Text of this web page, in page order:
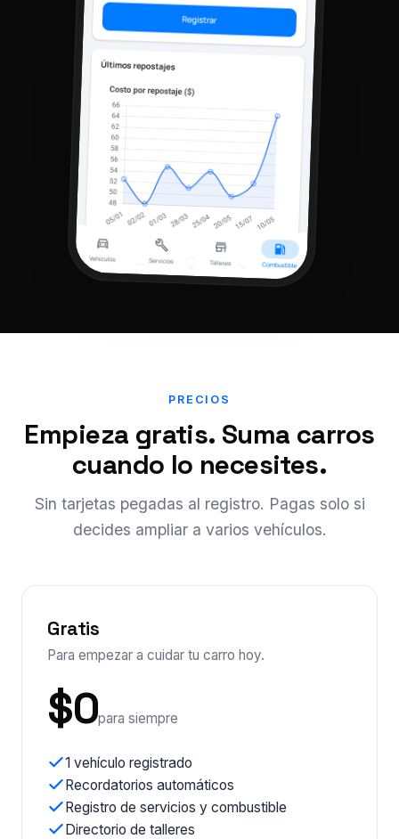
PRECIOS
Empieza gratis. Suma carros
cuando lo necesites.
Sin tarjetas pegadas al registro. Pagas solo si
decides ampliar a varios vehículos.
Gratis
Para empezar a cuidar tu carro hoy.
$0para siempre
1 vehículo registrado
Recordatorios automáticos
Registro de servicios y combustible
Directorio de talleres